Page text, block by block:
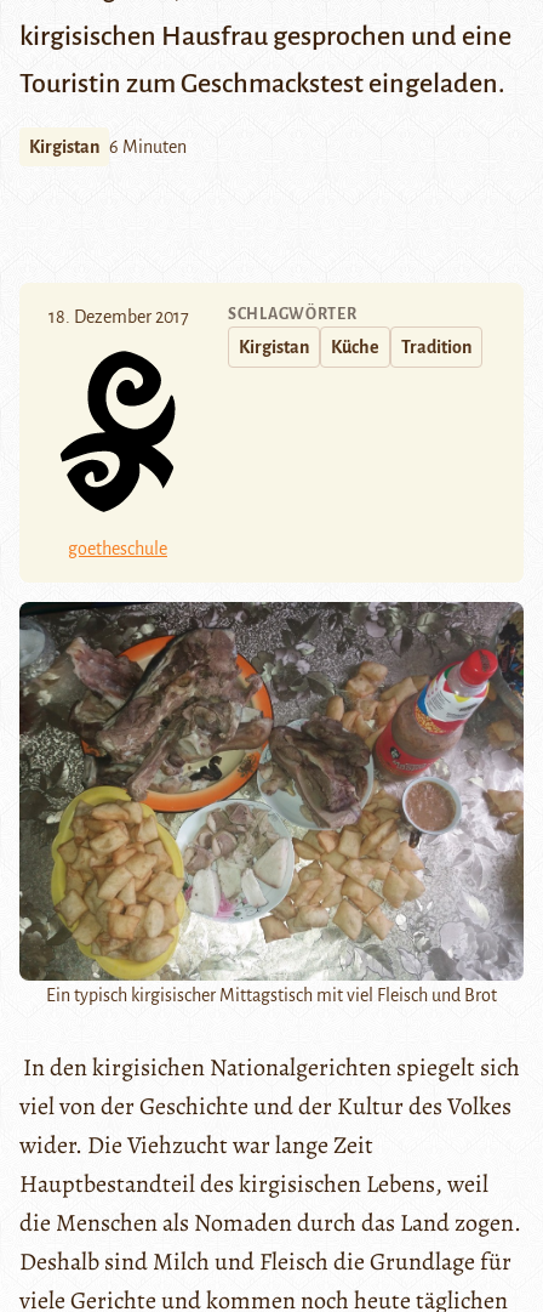
kirgisischen Hausfrau gesprochen und eine
Touristin zum Geschmackstest eingeladen.
Kirgistan 6 Minuten
18. Dezember 2017
goetheschule
SCHLAGWÖRTER
Kirgistan Küche Tradition
Ein typisch kirgisischer Mittagstisch mit viel Fleisch und Brot
In den kirgisichen Nationalgerichten spiegelt sich
viel von der Geschichte und der Kultur des Volkes
wider. Die Viehzucht war lange Zeit
Hauptbestandteil des kirgisischen Lebens, weil
die Menschen als Nomaden durch das Land zogen.
Deshalb sind Milch und Fleisch die Grundlage für
viele Gerichte und kommen noch heute täglichen